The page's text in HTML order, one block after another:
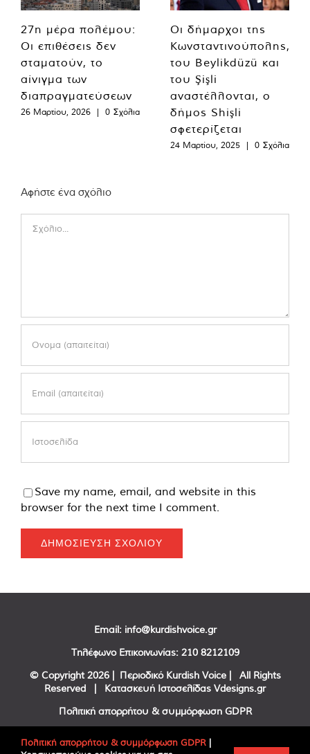
27η μέρα πολέμου:
Οι επιθέσεις δεν
σταματούν, το
αίνιγμα των
διαπραγματεύσεων
26 Μαρτίου, 2026 | 0 Σχόλια
Οι δήμαρχοι της
Κωνσταντινούπολης,
του Beylikdüzü και
του Şişli
αναστέλλονται, ο
δήμος Shişli
σφετερίζεται
24 Μαρτίου, 2025 | 0 Σχόλια
Αφήστε ένα σχόλιο
Save my name, email, and website in this
browser for the next time I comment.
Email: info@kurdishvoice.gr
Τηλέφωνο Επικοινωνίας: 210 8212109
© Copyright 2026 | Περιοδικό Kurdish Voice | All Rights
Reserved | Κατασκευή Ιστοσελίδας Vdesigns.gr
Πολιτική απορρήτου & συμμόρφωση GDPR
Πολιτική απορρήτου & συμμόρφωση GDPR |